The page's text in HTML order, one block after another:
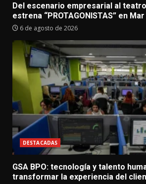
Del escenario empresarial al
estrena “PROTAGONISTAS” en
6 de agosto de 2026
DESTACADAS
GSA BPO: tecnología y talento
transformar la experiencia del